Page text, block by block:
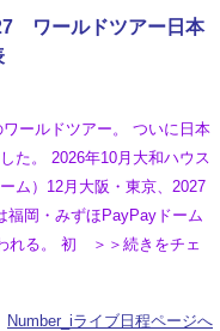
ワールドツアー日本
ールドツアー。 ついに日本
た。 2026年10月大和ハウス
ム）12月大阪・東京、2027
福岡・みずほPayPayドーム
れる。 初 ＞＞続きをチェ
Number_iライブ日程ページへ